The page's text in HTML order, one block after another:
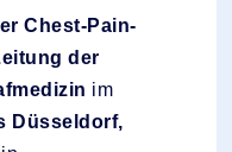
Chest-Pain-
der
im
Düsseldorf,